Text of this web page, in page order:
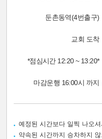
둔촌동역(4번출구)
교회 도착
*점심시간 12:20 ~ 13:20*
마감운행 16:00시 까지
예정된 시간보다 일찍 나오
약속된 시간까지 승차하지